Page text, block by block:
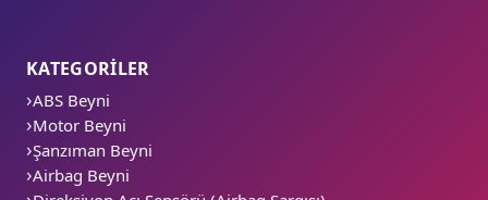
KATEGORİLER
ABS Beyni
Motor Beyni
Şanzıman Beyni
Airbag Beyni